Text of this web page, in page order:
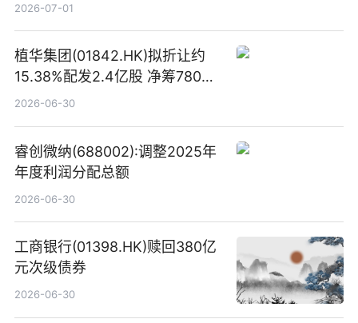
2026-07-01
植华集团(01842.HK)拟折让约
15.38%配发2.4亿股 净筹780万
港元
2026-06-30
睿创微纳(688002):调整2025年
年度利润分配总额
2026-06-30
工商银行(01398.HK)赎回380亿
元次级债券
2026-06-30